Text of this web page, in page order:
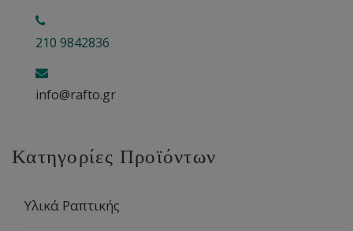
210 9842836
info@rafto.gr
Κατηγορίες Προϊόντων
Υλικά Ραπτικής